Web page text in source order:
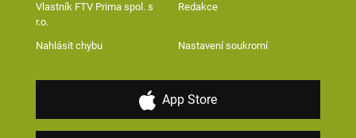
Vlastník FTV Prima spol. s
r.o.
Redakce
Nahlásit chybu Nastavení soukromí
App Store